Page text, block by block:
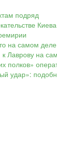
подряд
Киева
на самом
Лаврову на
полков»
удар»: